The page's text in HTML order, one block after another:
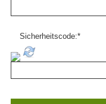
Sicherheitscode:*